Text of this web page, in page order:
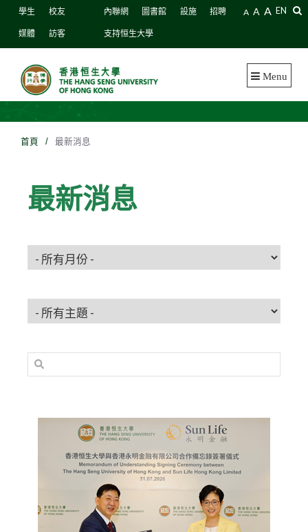
學生 校友
媒體 訪客
內聯網 圖書館 設施 招聘
支持恒生大學
A A A EN
Menu
首頁 / 最新消息
最新消息